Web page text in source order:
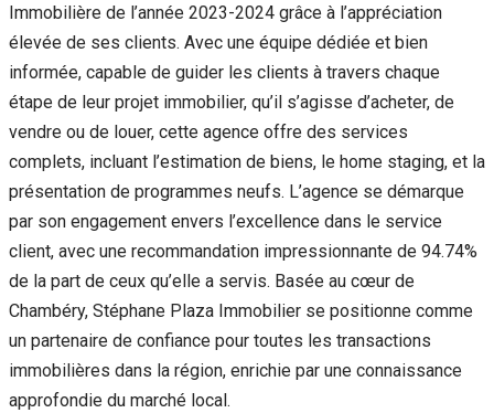
Immobilière de l’année 2023-2024 grâce à l’appréciation
élevée de ses clients. Avec une équipe dédiée et bien
informée, capable de guider les clients à travers chaque
étape de leur projet immobilier, qu’il s’agisse d’acheter, de
vendre ou de louer, cette agence offre des services
complets, incluant l’estimation de biens, le home staging, et la
présentation de programmes neufs. L’agence se démarque
par son engagement envers l’excellence dans le service
client, avec une recommandation impressionnante de 94.74%
de la part de ceux qu’elle a servis. Basée au cœur de
Chambéry, Stéphane Plaza Immobilier se positionne comme
un partenaire de confiance pour toutes les transactions
immobilières dans la région, enrichie par une connaissance
approfondie du marché local.